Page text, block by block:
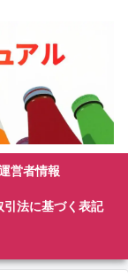
営者情報
引法に基づく表記